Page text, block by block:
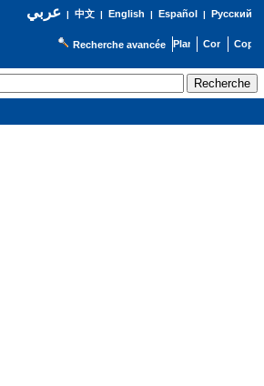
عربي| 中文| English | Español | Русский
Recherche avancée